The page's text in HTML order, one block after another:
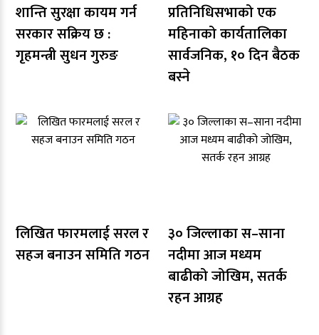
शान्ति सुरक्षा कायम गर्न
सरकार सक्रिय छ :
गृहमन्त्री सुधन गुरुङ
प्रतिनिधिसभाको एक
महिनाको कार्यतालिका
सार्वजनिक, १० दिन बैठक
बस्ने
लिखित फारमलाई सरल र
सहज बनाउन समिति गठन
३० जिल्लाका स–साना
नदीमा आज मध्यम
बाढीको जोखिम, सतर्क
रहन आग्रह